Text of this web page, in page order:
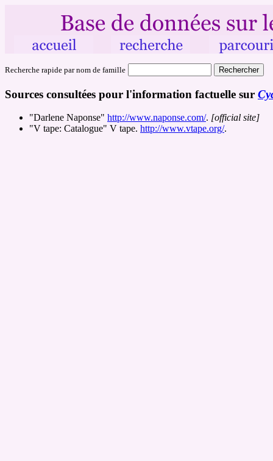
Recherche rapide par nom de famille
Sources consultées pour l'information factuelle sur
"Darlene Naponse" http://www.naponse.com/. [official site]
"V tape: Catalogue" V tape. http://www.vtape.org/.